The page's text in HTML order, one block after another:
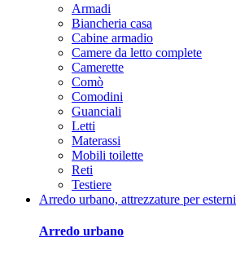
Armadi
Biancheria casa
Cabine armadio
Camere da letto complete
Camerette
Comò
Comodini
Guanciali
Letti
Materassi
Mobili toilette
Reti
Testiere
Arredo urbano, attrezzature per esterni
Arredo urbano